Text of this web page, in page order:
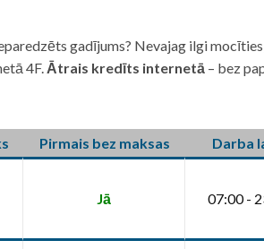
gadījums? Nevajag ilgi
4F. Ātrais kredīts internetā – bez
Pirmais bez maksas Darba
Jā 07:00 -